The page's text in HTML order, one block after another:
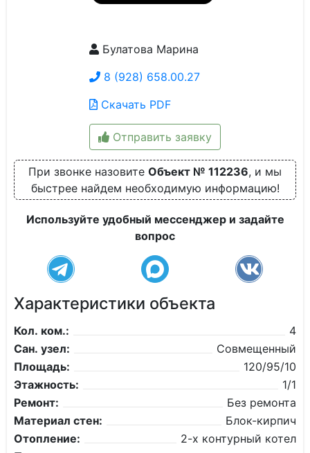
Булатова Марина
8 (928) 658.00.27
Скачать PDF
Отправить заявку
При звонке назовите Объект № 112236, и мы
быстрее найдем необходимую информацию!
Используйте удобный мессенджер и задайте
вопрос
Характеристики объекта
Кол. ком.:
4
Сан. узел:
Совмещенный
Площадь:
120/95/10
Этажность:
1/1
Ремонт:
Без ремонта
Материал стен:
Блок-кирпич
Отопление:
2-х контурный котел